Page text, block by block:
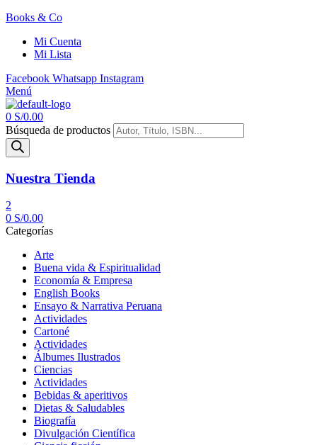
Books & Co
Mi Cuenta
Mi Lista
Facebook Whatsapp Instagram
Menú
0 S/0.00
Búsqueda de productos
Nuestra Tienda
2
0 S/0.00
Categorías
Arte
Buena vida & Espiritualidad
Economía & Empresa
English Books
Ensayo & Narrativa Peruana
Actividades
Cartoné
Actividades
Álbumes Ilustrados
Ciencias
Actividades
Bebidas & aperitivos
Dietas & Saludables
Biografía
Divulgación Científica